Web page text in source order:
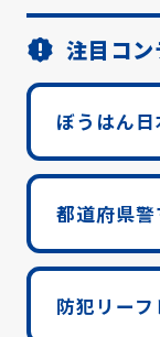
注目コン
ぼうはん
都道府県
防犯リーフ